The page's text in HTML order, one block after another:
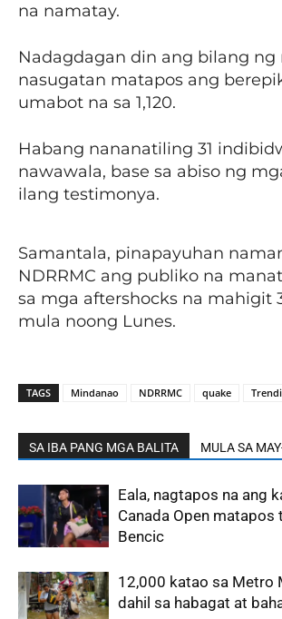
na namatay.
Nadagdagan din ang bilang ng
nasugatan matapos ang
umabot na sa 1,120.
Habang nananatiling 31
nawawala, base sa abiso ng
ilang testimonya.
Samantala, pinapayuhan
NDRRMC ang publiko na
sa mga aftershocks na mahigit
mula noong Lunes.
TAGS Mindanao NDRRMC quake
SA IBA PANG MGA BALITA MULA SA
Eala, nagtapos na ang
Canada Open matapos
Bencic
12,000 katao sa Metro
dahil sa habagat at